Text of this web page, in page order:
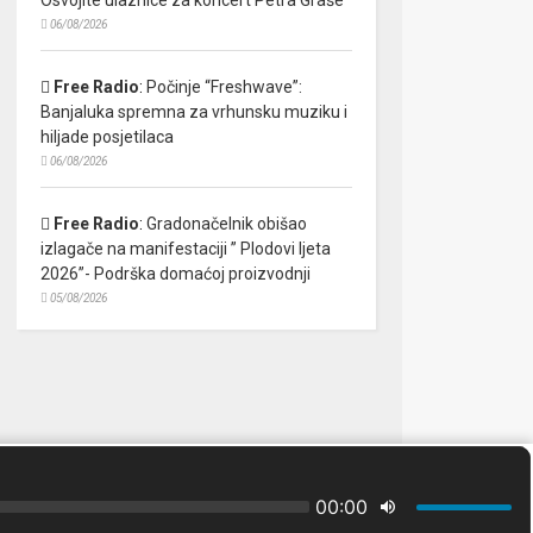
06/08/2026
Free Radio: Počinje “Freshwave”:
Banjaluka spremna za vrhunsku muziku i
hiljade posjetilaca
06/08/2026
Free Radio: Gradonačelnik obišao
izlagače na manifestaciji ” Plodovi ljeta
2026”- Podrška domaćoj proizvodnji
05/08/2026